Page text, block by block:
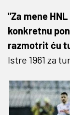
"Za mene
konkretnu
razmotrit ću
Istre 1961 za